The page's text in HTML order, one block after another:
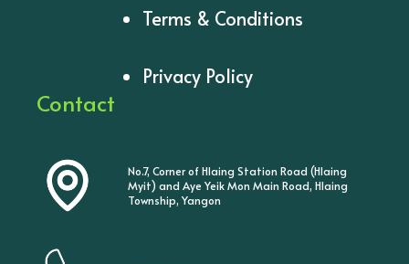
Terms & Conditions
Privacy Policy
Contact
No.7, Corner of Hlaing Station Road (Hlaing
Myit) and Aye Yeik Mon Main Road, Hlaing
Township, Yangon